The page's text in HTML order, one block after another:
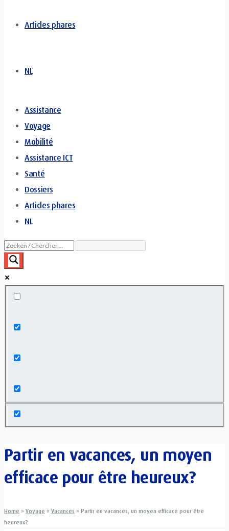
Articles phares
NL
Assistance
Voyage
Mobilité
Assistance ICT
Santé
Dossiers
Articles phares
NL
Partir en vacances, un moyen
efficace pour être heureux?
Home » Voyage » Vacances » Partir en vacances, un moyen efficace pour être
heureux?